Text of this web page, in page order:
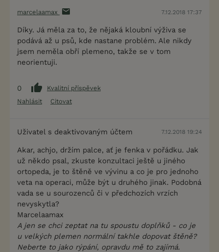
marcelaamax 7.12.2018 17:37
Díky. Já měla za to, že nějaká kloubní výživa se
podává až u psů, kde nastane problém. Ale nikdy
jsem neměla obří plemeno, takže se v tom
neorientuji.
0
Kvalitní příspěvek
Nahlásit
Citovat
Uživatel s deaktivovaným účtem 7.12.2018 19:24
Akar, achjo, držím palce, ať je fenka v pořádku. Jak
už někdo psal, zkuste konzultaci ještě u jiného
ortopeda, je to štěně ve vývinu a co je pro jednoho
veta na operaci, může být u druhého jinak. Podobná
vada se u sourozenců či v předchozích vrzích
nevyskytla?
Marcelaamax
A jen se chci zeptat na tu spoustu doplňků - co je
u velkých plemen normální takhle dopovat štěně?
Neberte to jako rýpání, opravdu mě to zajímá.